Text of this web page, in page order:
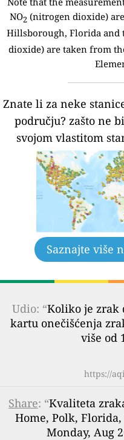
NO2 (nitrogen dioxide)
Hillsborough, Florida and
dioxide) are taken from
Znate li za neke
području? zašto ne
svojom vlastitom
Saznajte više
Udio: “Koliko je zrak
kartu onečišćenja
više od
https://
Share: “Kvaliteta
Home, Polk, Florida,
Monday, Aug